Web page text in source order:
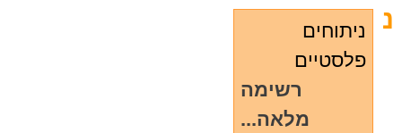
נ
ניתוחים
פלסטיים
רשימה
מלאה...